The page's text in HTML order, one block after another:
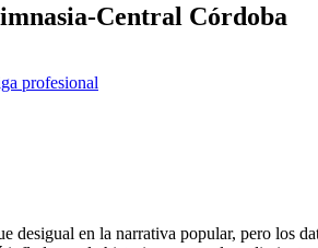
Central Córdoba
profesional
en la narrativa popular, pero los